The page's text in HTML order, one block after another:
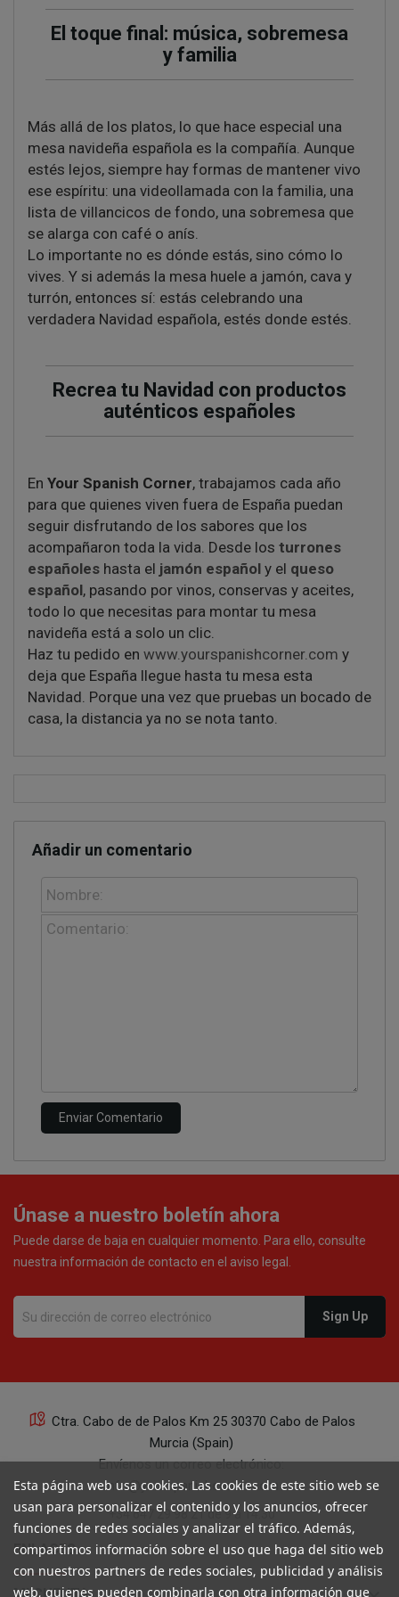
El toque final: música, sobremesa
y familia
Más allá de los platos, lo que hace especial una
mesa navideña española es la compañía. Aunque
estés lejos, siempre hay formas de mantener vivo
ese espíritu: una videollamada con la familia, una
lista de villancicos de fondo, una sobremesa que
se alarga con café o anís.
Lo importante no es dónde estás, sino cómo lo
vives. Y si además la mesa huele a jamón, cava y
turrón, entonces sí: estás celebrando una
verdadera Navidad española, estés donde estés.
Recrea tu Navidad con productos
auténticos españoles
En Your Spanish Corner, trabajamos cada año
para que quienes viven fuera de España puedan
seguir disfrutando de los sabores que los
acompañaron toda la vida. Desde los turrones
españoles hasta el jamón español y el queso
español, pasando por vinos, conservas y aceites,
todo lo que necesitas para montar tu mesa
navideña está a solo un clic.
Haz tu pedido en www.yourspanishcorner.com y
deja que España llegue hasta tu mesa esta
Navidad. Porque una vez que pruebas un bocado de
casa, la distancia ya no se nota tanto.
Añadir un comentario
Únase a nuestro boletín ahora
Puede darse de baja en cualquier momento. Para ello, consulte
nuestra información de contacto en el aviso legal.
Ctra. Cabo de de Palos Km 25 30370 Cabo de Palos
Murcia (Spain)
Envíenos un correo electrónico:
info@yourspanishcorner.com
+34 647 29 98 21 de 9 a 14:30
ENLACES keyboard_arrow_down
Esta página web usa cookies. Las cookies de este sitio web se
usan para personalizar el contenido y los anuncios, ofrecer
funciones de redes sociales y analizar el tráfico. Además,
compartimos información sobre el uso que haga del sitio web
con nuestros partners de redes sociales, publicidad y análisis
web, quienes pueden combinarla con otra información que